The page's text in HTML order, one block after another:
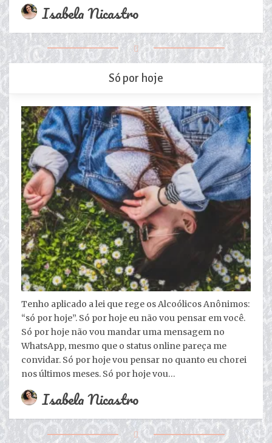
Isabela Nicastro
Só por hoje
Tenho aplicado a lei que rege os Alcoólicos Anônimos:
“só por hoje”. Só por hoje eu não vou pensar em você.
Só por hoje não vou mandar uma mensagem no
WhatsApp, mesmo que o status online pareça me
convidar. Só por hoje vou pensar no quanto eu chorei
nos últimos meses. Só por hoje vou…
Isabela Nicastro